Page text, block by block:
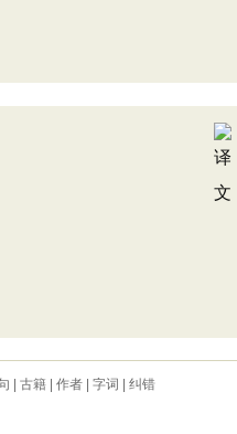
古籍| 作者| 字词 纠错